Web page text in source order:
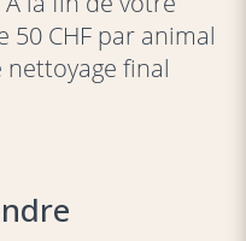
CHF par animal
final